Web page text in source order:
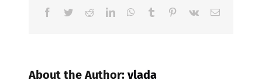
Facebook
TwitterRedditLinkedInWhatsApp
Tumblr Pinterest
Vk Email
About the Author:vlada